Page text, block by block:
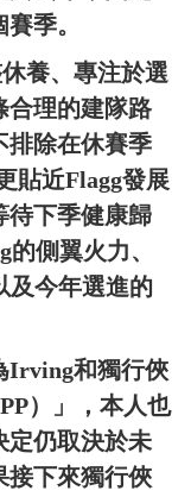
季。
養、專注於選
合理的建隊路
排除在休賽季
貼近Flagg發展
待下季健康歸
側翼火力、
及今年選進的
Irving和獨行俠
）」，本人也
定仍取決於未
接下來獨行俠